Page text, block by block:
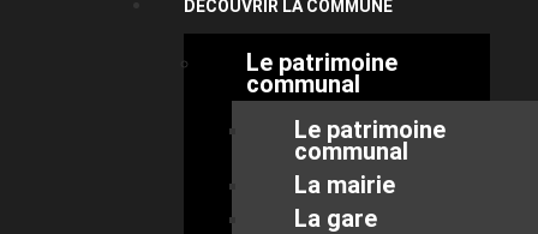
DÉCOUVRIR LA COMMUNE
Le patrimoine
communal
Le patrimoine
communal
La mairie
La gare